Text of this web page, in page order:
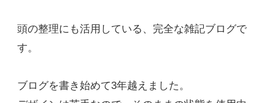
頭の整理にも活用している、完全な雑記ブログで
す。
ブログを書き始めて3年越えました。